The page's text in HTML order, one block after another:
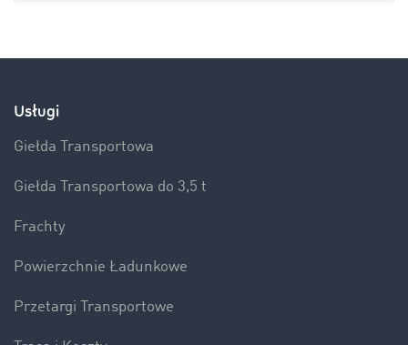
Usługi
Giełda Transportowa
Giełda Transportowa do 3,5 t
Frachty
Powierzchnie Ładunkowe
Przetargi Transportowe